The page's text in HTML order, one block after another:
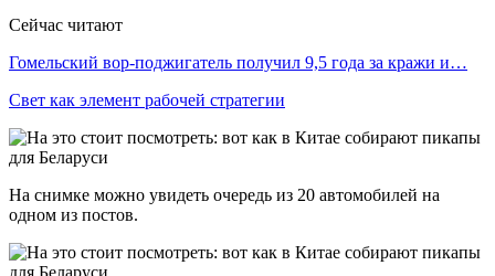
Сейчас читают
Гомельский вор-поджигатель получил 9,5 года за кражи и…
Свет как элемент рабочей стратегии
На снимке можно увидеть очередь из 20 автомобилей на
одном из постов.